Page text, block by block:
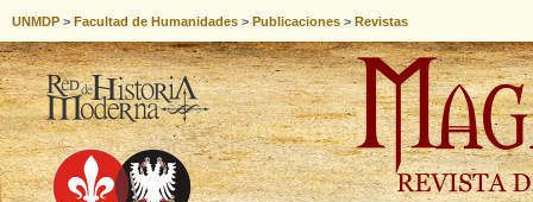
UNMDP > Facultad de Humanidades > Publicaciones > Revistas